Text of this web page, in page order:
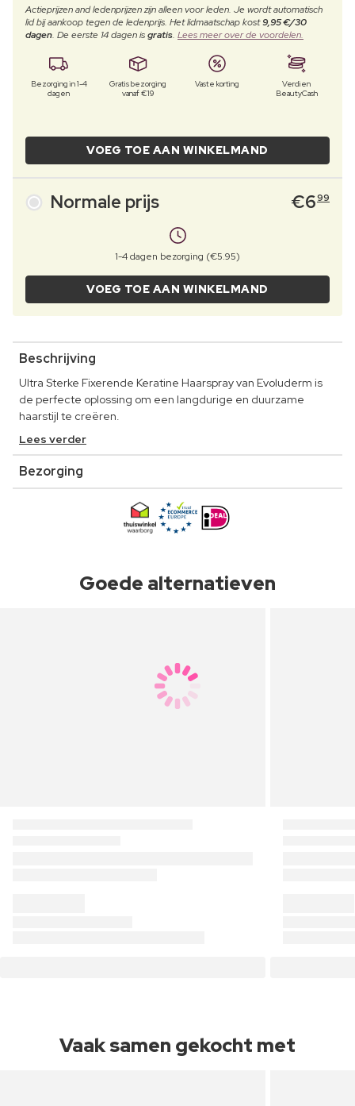
Actieprijzen and ledenprijzen zijn alleen voor leden. Je wordt automatisch
lid bij aankoop tegen de ledenprijs. Het lidmaatschap kost9,95 €/30
dagen. De eerste 14 dagen isgratis. Lees meer over de voordelen.
Bezorging in 1-4
dagen
Gratis bezorging
vanaf €19
Vaste korting
Verdien
BeautyCash
VOEG TOE AAN WINKELMAND
Normale prijs €699
1-4 dagen bezorging (€5.95)
VOEG TOE AAN WINKELMAND
Beschrijving
Ultra Sterke Fixerende Keratine Haarspray van Evoluderm is
de perfecte oplossing om een langdurige en duurzame
haarstijl te creëren.
Lees verder
Bezorging
Goede alternatieven
Vaak samen gekocht met